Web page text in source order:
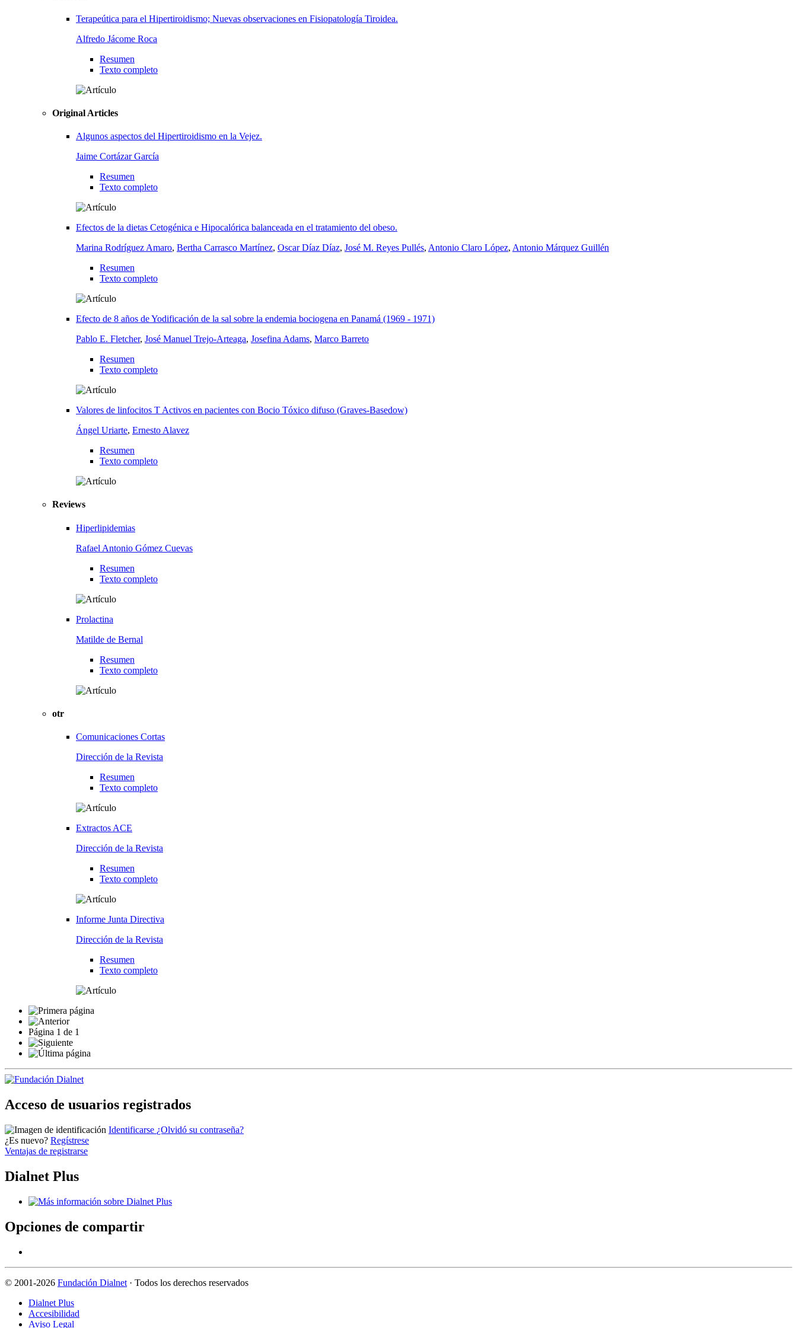
Terapeútica para el Hipertiroidismo; Nuevas observaciones en Fisiopatología Tiroidea.
Alfredo Jácome Roca
Resumen
Texto completo
Original Articles
Algunos aspectos del Hipertiroidismo en la Vejez.
Jaime Cortázar García
Resumen
Texto completo
Efectos de la dietas Cetogénica e Hipocalórica balanceada en el tratamiento del obeso.
Marina Rodríguez Amaro, Bertha Carrasco Martínez, Oscar Díaz Díaz, José M. Reyes Pullés, Antonio Claro López, Antonio Márquez Guillén
Resumen
Texto completo
Efecto de 8 años de Yodificación de la sal sobre la endemia bociogena en Panamá (1969 - 1971)
Pablo E. Fletcher, José Manuel Trejo-Arteaga, Josefina Adams, Marco Barreto
Resumen
Texto completo
Valores de linfocitos T Activos en pacientes con Bocio Tóxico difuso (Graves-Basedow)
Ángel Uriarte, Ernesto Alavez
Resumen
Texto completo
Reviews
Hiperlipidemias
Rafael Antonio Gómez Cuevas
Resumen
Texto completo
Prolactina
Matilde de Bernal
Resumen
Texto completo
otr
Comunicaciones Cortas
Dirección de la Revista
Resumen
Texto completo
Extractos ACE
Dirección de la Revista
Resumen
Texto completo
Informe Junta Directiva
Dirección de la Revista
Resumen
Texto completo
Página 1 de 1
Acceso de usuarios registrados
Identificarse ¿Olvidó su contraseña?
¿Es nuevo? Regístrese
Ventajas de registrarse
Dialnet Plus
Opciones de compartir
© 2001-2026 Fundación Dialnet · Todos los derechos reservados
Dialnet Plus
Accesibilidad
Aviso Legal